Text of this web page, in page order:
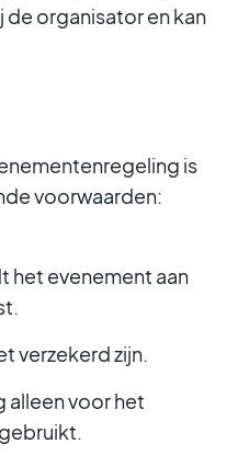
organisator en kan
is
voorwaarden:
het evenement aan
verzekerd zijn.
alleen voor het